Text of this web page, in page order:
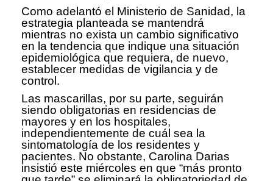
Como adelantó el Ministerio de Sanidad, la
estrategia planteada se mantendrá
mientras no exista un cambio significativo
en la tendencia que indique una situación
epidemiológica que requiera, de nuevo,
establecer medidas de vigilancia y de
control.
Las mascarillas, por su parte, seguirán
siendo obligatorias en residencias de
mayores y en los hospitales,
independientemente de cuál sea la
sintomatología de los residentes y
pacientes. No obstante, Carolina Darias
insistió este miércoles en que “más pronto